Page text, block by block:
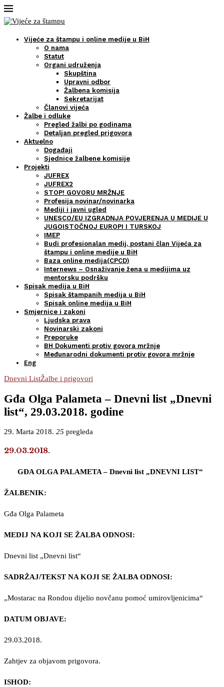
Vijeće za štampu i online medije u BiH
O nama
Statut
Organi udruženja
Skupština
Upravni odbor
Žalbena komisija
Sekretarijat
Članovi vijeća
Žalbe i odluke
Pregled žalbi po godinama
Detaljan pregled prigovora
Aktuelno
Događaji
Sjednice žalbene komisije
Projekti
JUFREX
JUFREX2
STOP! GOVORU MRŽNJE
Profesija novinar/novinarka
Mediji i javni ugled
UNESCO/EU IZGRADNJA POVJERENJA U MEDIJE U
JUGOISTOČNOJ EUROPI I TURSKOJ
IMEP
Budi profesionalan medij, postani član Vijeća za
štampu i online medije u BiH
Baza online medija(CPCD)
Internews – Osnaživanje žena u medijima uz
mentorsku podršku
Spisak medija u BiH
Spisak štampanih medija u BiH
Spisak online medija u BiH
Smjernice i zakoni
Ljudska prava
Novinarski zakoni
Preporuke
BH Dokumenti protiv govora mržnje
Međunarodni dokumenti protiv govora mržnje
Eng
Dnevni ListŽalbe i prigovori
Gđa Olga Palameta – Dnevni list „Dnevni
list“, 29.03.2018. godine
29. Marta 2018. 25 pregleda
29.03.2018.
GĐA OLGA PALAMETA – Dnevni list „DNEVNI LIST“
ŽALBENIK:
Gđa Olga Palameta
MEDIJ NA KOJI SE ŽALBA ODNOSI:
Dnevni list „Dnevni list“
SADRŽAJ/TEKST NA KOJI SE ŽALBA ODNOSI:
„Mostarac na Rondou dijelio novčanu pomoć umirovljenicima“
DATUM OBJAVE:
29.03.2018.
Zahtjev za objavom prigovora.
ISHOD: